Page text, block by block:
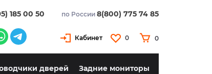
185 00 50 по России 8(800) 775 74 85
Кабинет 0 0
дверей Задние мониторы